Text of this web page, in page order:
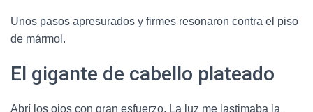
Unos pasos apresurados y firmes resonaron contra el piso
de mármol.
El gigante de cabello plateado
Abrí los ojos con gran esfuerzo. La luz me lastimaba la